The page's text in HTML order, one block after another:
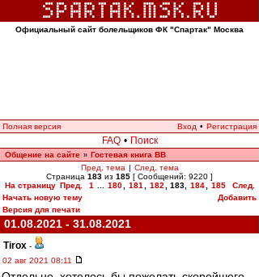
Официальный сайт болельщиков ФК "Спартак" Москва
Полная версия Вход • Регистрация
FAQ • Поиск
Общение на сайте » Гостевая книга ВВ
Пред. тема | След. тема
Страница 183 из 185 [ Сообщений: 9220 ]
На страницу Пред. 1 180 181 182 183, 184 185
След.
Начать новую тему
Добавить
Версия для печати
01.08.2021 - 31.08.2021
Tirox -
02 авг 2021 08:11